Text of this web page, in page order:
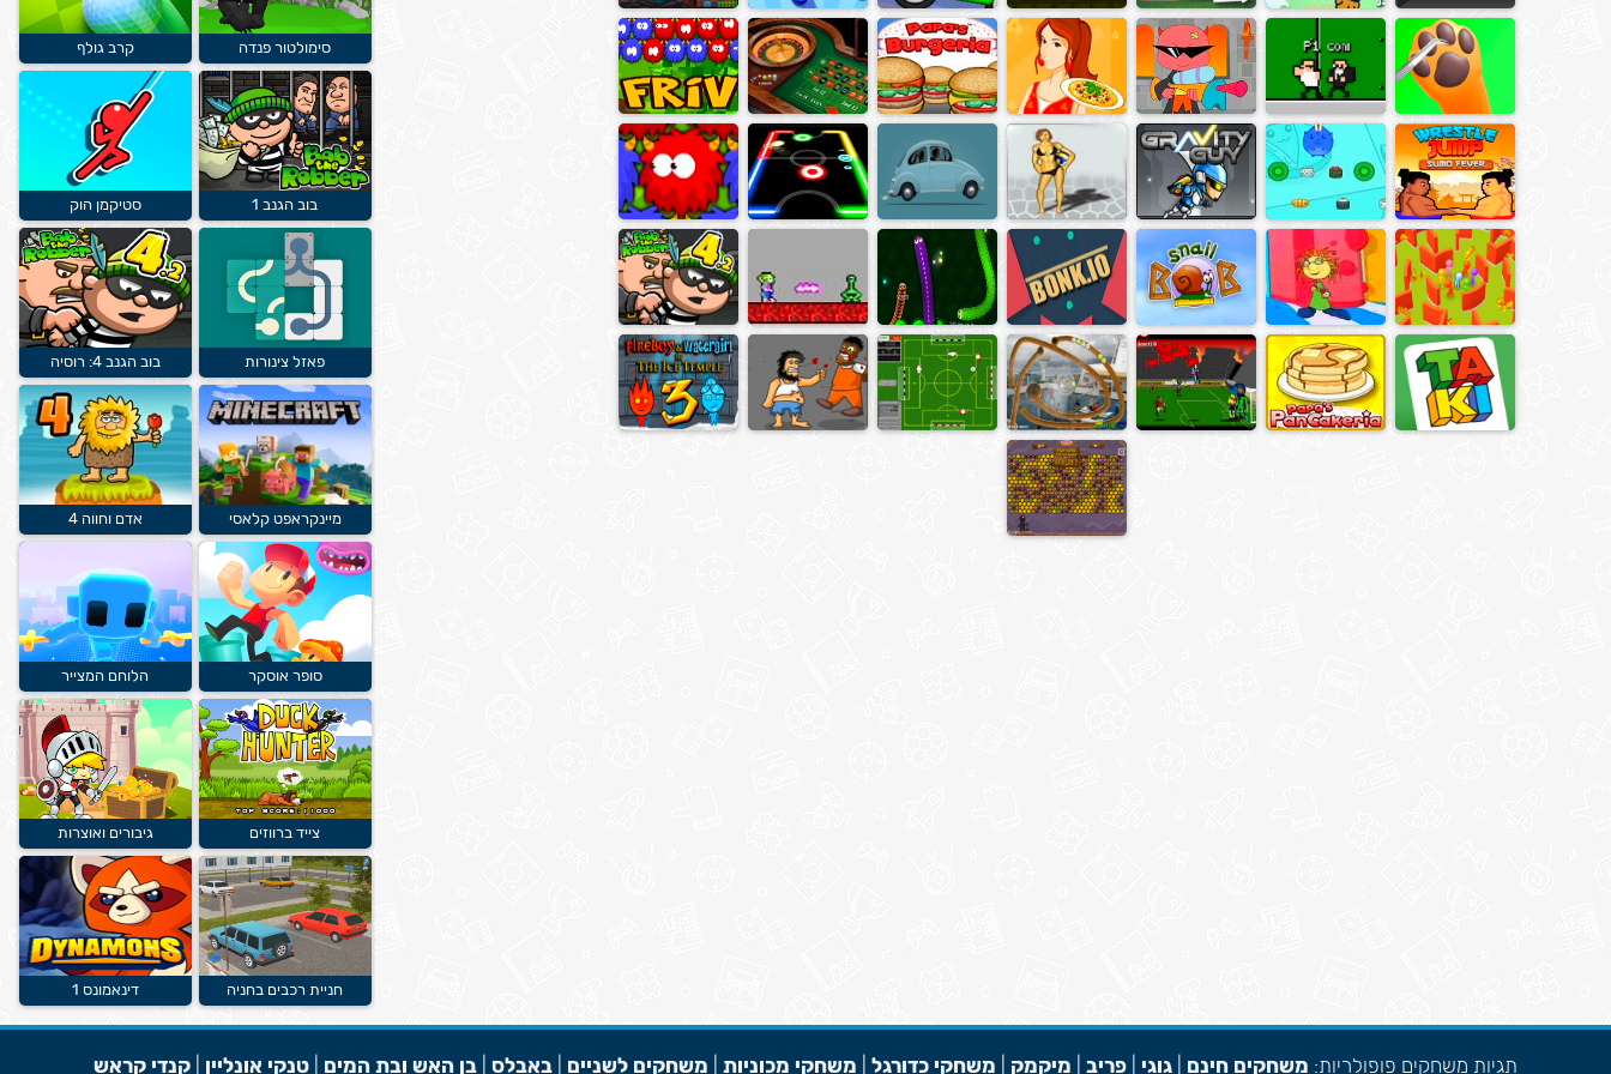
סימולטור פנדה קרב גולף
בוב הגנב 1 סטיקמן הוק
פאזל צינורות בוב הגנב 4: רוסיה
מיינקראפט קלאסי אדם וחווה 4
סופר אוסקר הלוחם המצייר
צייד ברווזים גיבורים ואוצרות
חניית רכבים בחניה דינאמונס 1
תגיות משחקים פופולריות: משחקים חינם גוגי פריב מיקמק משחקי כדורגל משחקי מכוניות משחקים לשניים באבלס בן האש ובת המים טנקי אונליין קנדי קראש